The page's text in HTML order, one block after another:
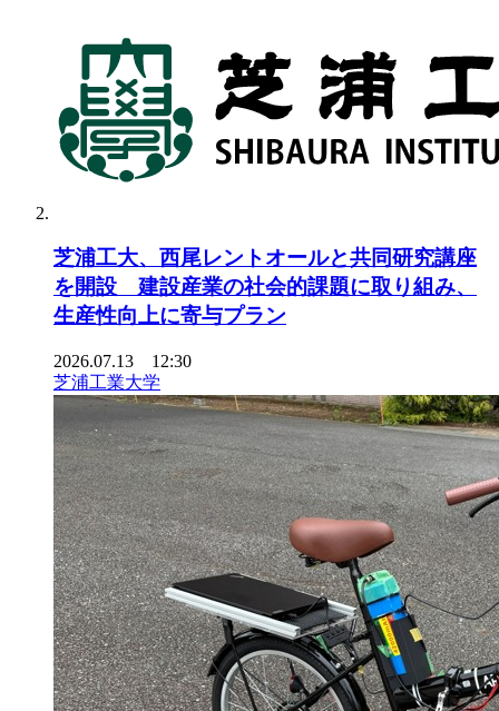
芝浦工大、西尾レントオールと共同研究講座
を開設 建設産業の社会的課題に取り組み、
生産性向上に寄与プラン
2026.07.13 12:30
芝浦工業大学